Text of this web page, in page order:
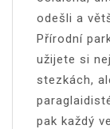
odešli a
Přírodní
užijete si
stezkách,
pak každý